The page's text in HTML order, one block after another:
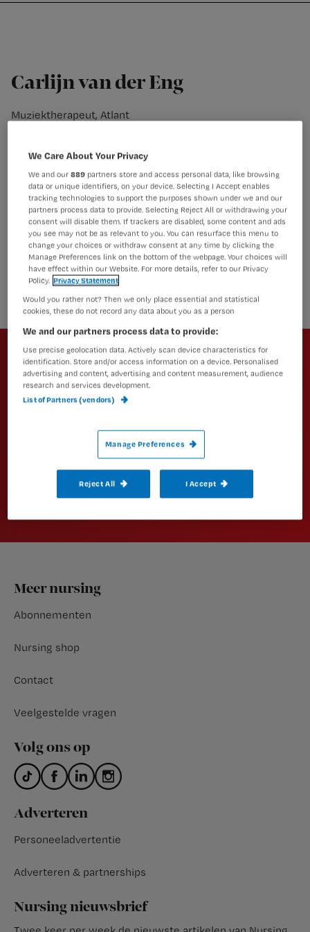
Nursing
Carlijn van der Eng
Muziektherapeut, Atlant
het ArtEZ conservatorium te Enschede. Sinds 2015 werkt
ze als muziektherapeut in de gespecialiseerde
ouderenzorg bij Atlant. Ze heeft ervaring met
verschillende doelgroepen waaronder mensen met
dementie, chronische psychiatrie, het syndroom van
Korsakov en niet aangeboren hersenletsel. Daarnaast
begeleidt zij studenten muziektherapie in het werkveld
en doet ze onderzoek naar de invloed van
muziek(therapie).
Newsletter
Altijd op de hoogte van het laatste
nieuws en vakinhoudelijke
artikelen?
Schrijf je dan in voor een van onze
Aanmelden
Footer
Meer nursing
Abonnementen
Nursing shop
Contact
Veelgestelde vragen
Volg ons op
Adverteren
Personeeladvertentie
Adverteren & partnerships
Nursing nieuwsbrief
We Care About Your Privacy
We and our889 partners store and access personal data, like browsing
data or unique identifiers, on your device. Selecting I Accept enables
tracking technologies to support the purposes shown under we and our
partners process data to provide. Selecting Reject All or withdrawing your
consent will disable them. If trackers are disabled, some content and ads
you see may not be as relevant to you. You can resurface this menu to
change your choices or withdraw consent at any time by clicking the
Manage Preferences link on the bottom of the webpage. Your choices will
have effect within our Website. For more details, refer to our Privacy
Policy. Privacy Statement
Would you rather not? Then we only place essential and statistical
cookies, these do not record any data about you as a person
We and our partners process data to provide:
Use precise geolocation data. Actively scan device characteristics for
identification. Store and/or access information on a device. Personalised
advertising and content, advertising and content measurement, audience
research and services development.
List of Partners (vendors)
Manage Preferences
Reject All I Accept